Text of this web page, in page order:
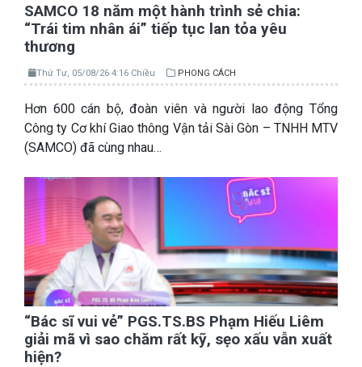
SAMCO 18 năm một hành trình sẻ chia:
“Trái tim nhân ái” tiếp tục lan tỏa yêu
thương
Thứ Tư, 05/08/26 4:16 Chiều PHONG CÁCH
Hơn 600 cán bộ, đoàn viên và người lao động Tổng
Công ty Cơ khí Giao thông Vận tải Sài Gòn – TNHH MTV
(SAMCO) đã cùng nhau…
“Bác sĩ vui vẻ” PGS.TS.BS Phạm Hiếu Liêm
giải mã vì sao chăm rất kỹ, sẹo xấu vẫn xuất
hiện?